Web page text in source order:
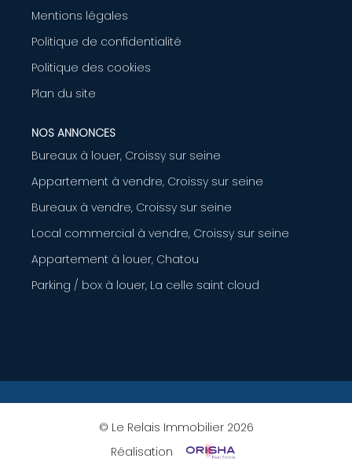
Mentions légales
Politique de confidentialité
Politique des cookies
Plan du site
NOS ANNONCES
Bureaux à louer, Croissy sur seine
Appartement à vendre, Croissy sur seine
Bureaux à vendre, Croissy sur seine
Local commercial à vendre, Croissy sur seine
Appartement à louer, Chatou
Parking / box à louer, La celle saint cloud
© Le Relais Immobilier 2026
Réalisation